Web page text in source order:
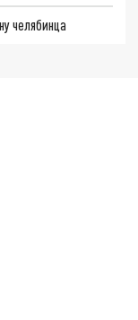
челябинца